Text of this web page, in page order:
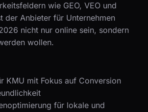
wie GEO, VEO und
der Anbieter für Unternehmen
nicht nur online sein, sondern
wollen.
KMU mit Fokus auf Conversion
für lokale und